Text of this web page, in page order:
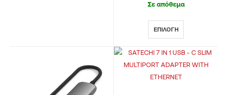
Σε απόθεμα
ΕΠΙΛΟΓΉ